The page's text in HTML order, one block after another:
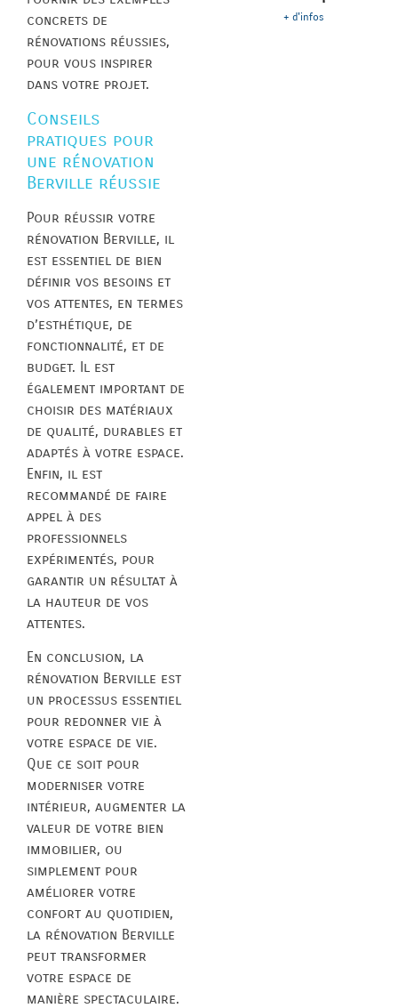
concrets de
rénovations réussies,
pour vous inspirer
dans votre projet.
Conseils
pratiques pour
une rénovation
Berville réussie
Pour réussir votre
rénovation Berville, il
est essentiel de bien
définir vos besoins et
vos attentes, en termes
d’esthétique, de
fonctionnalité, et de
budget. Il est
également important de
choisir des matériaux
de qualité, durables et
adaptés à votre espace.
Enfin, il est
recommandé de faire
appel à des
professionnels
expérimentés, pour
garantir un résultat à
la hauteur de vos
attentes.
En conclusion, la
rénovation Berville est
un processus essentiel
pour redonner vie à
votre espace de vie.
Que ce soit pour
moderniser votre
intérieur, augmenter la
valeur de votre bien
immobilier, ou
simplement pour
améliorer votre
confort au quotidien,
la rénovation Berville
peut transformer
votre espace de
manière spectaculaire.
+ d'infos